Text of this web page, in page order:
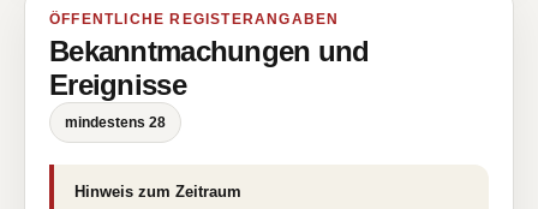
ÖFFENTLICHE REGISTERANGABEN
Bekanntmachungen und
Ereignisse
mindestens 28
Hinweis zum Zeitraum